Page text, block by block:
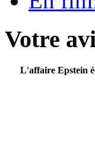
Votre
L'affaire Epstein